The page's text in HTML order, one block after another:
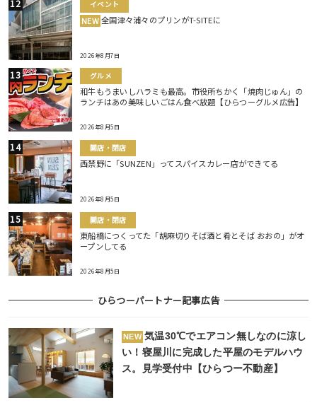
イベント
NEW 全国津々浦々のプリンがT-SITEに
2026年8月7日
グルメ
和牛もうまいしハラミも最高。市役所ちかく「焼肉じゅん」の
ランチはあの美味しいごはん食べ放題【ひらつーグルメ広告】
2026年8月5日
開店・閉店
西禁野に「SUNZEN」ってスパイスカレー店ができてる
2026年8月5日
開店・閉店
東船橋につくってた「胡麻切りそば酒と肴とそば おおの」がオ
ープンしてる
2026年8月5日
ひらつーパートナー記事広告
NEW 気温30℃でエアコン無しなのに涼し
い！寝屋川に完成した平屋のモデルハウ
ス。見学受付中【ひらつー不動産】